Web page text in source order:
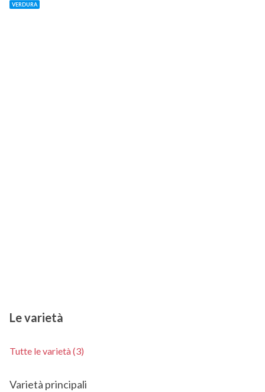
VERDURA
Le varietà
Tutte le varietà (3)
Varietà principali